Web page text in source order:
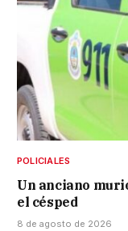
POLICIALES
Un anciano
el césped
8 de agosto de 2026